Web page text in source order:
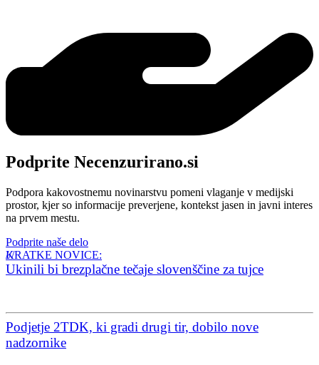
Podprite Necenzurirano.si
Podpora kakovostnemu novinarstvu pomeni vlaganje v medijski
prostor, kjer so informacije preverjene, kontekst jasen in javni interes
na prvem mestu.
Podprite naše delo
KRATKE NOVICE:
Ukinili bi brezplačne tečaje slovenščine za tujce
Podjetje 2TDK, ki gradi drugi tir, dobilo nove
nadzornike